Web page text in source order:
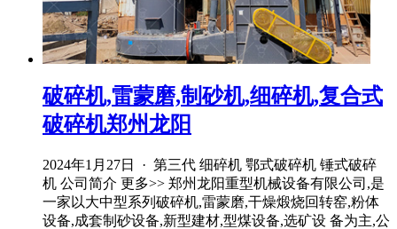
破碎机,雷蒙磨,制砂机,细碎机,复合式
破碎机郑州龙阳
2024年1月27日 · 第三代 细碎机 鄂式破碎机 锤式破碎
机 公司简介 更多>> 郑州龙阳重型机械设备有限公司,是
一家以大中型系列破碎机,雷蒙磨,干燥煅烧回转窑,粉体
设备,成套制砂设备,新型建材,型煤设备,选矿设 备为主,公